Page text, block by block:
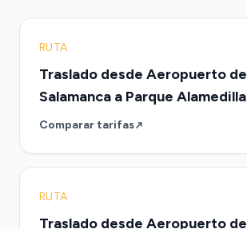
RUTA
Traslado desde Aeropuerto de
Salamanca a Parque Alamedilla
Comparar tarifas
RUTA
Traslado desde Aeropuerto de